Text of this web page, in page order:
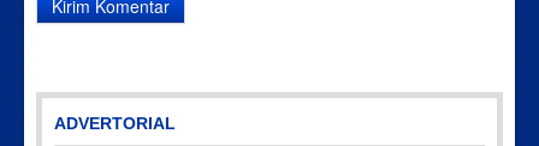
ADVERTORIAL